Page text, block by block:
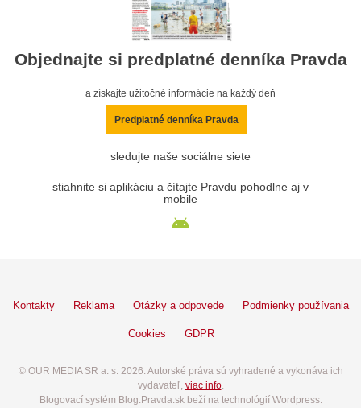
Objednajte si predplatné denníka Pravda
a získajte užitočné informácie na každý deň
Predplatné denníka Pravda
sledujte naše sociálne siete
stiahnite si aplikáciu a čítajte Pravdu pohodlne aj v
mobile
Kontakty Reklama Otázky a odpovede Podmienky používania
Cookies GDPR
© OUR MEDIA SR a. s. 2026. Autorské práva sú vyhradené a vykonáva ich
vydavateľ, viac info.
Blogovací systém Blog.Pravda.sk beží na technológií Wordpress.